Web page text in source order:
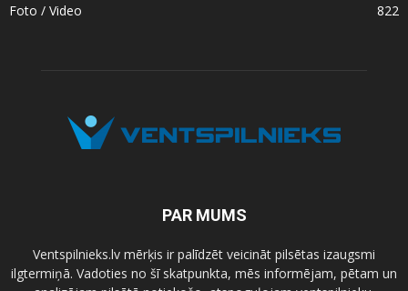
Foto / Video
822
PAR MUMS
Ventspilnieks.lv mērķis ir palīdzēt veicināt pilsētas izaugsmi
ilgtermiņā. Vadoties no šī skatpunkta, mēs informējam, pētam un